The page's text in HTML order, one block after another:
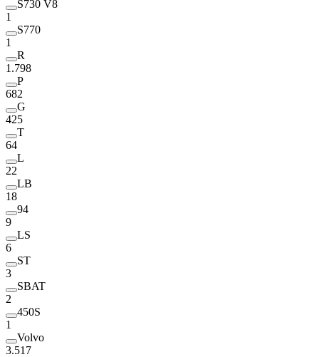
S730 V8
1
S770
1
R
1.798
P
682
G
425
T
64
L
22
LB
18
94
9
LS
6
ST
3
SBAT
2
450S
1
Volvo
3.517